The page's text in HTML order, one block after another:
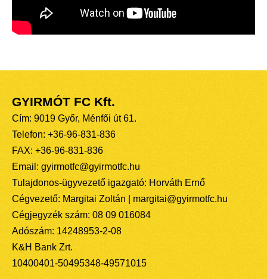
GYIRMÓT FC Kft.
Cím: 9019 Győr, Ménfői út 61.
Telefon: +36-96-831-836
FAX: +36-96-831-836
Email: gyirmotfc@gyirmotfc.hu
Tulajdonos-ügyvezető igazgató: Horváth Ernő
Cégvezető: Margitai Zoltán | margitai@gyirmotfc.hu
Cégjegyzék szám: 08 09 016084
Adószám: 14248953-2-08
K&H Bank Zrt.
10400401-50495348-49571015